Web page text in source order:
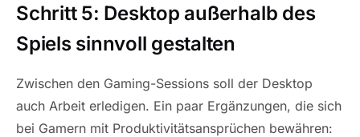
Schritt 5: Desktop außerhalb des
Spiels sinnvoll gestalten
Zwischen den Gaming-Sessions soll der Desktop
auch Arbeit erledigen. Ein paar Ergänzungen, die sich
bei Gamern mit Produktivitätsansprüchen bewähren: